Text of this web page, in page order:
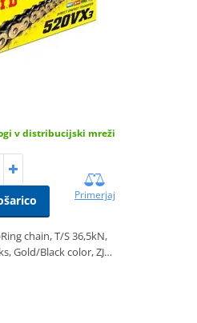
v distribucijski mreži
Primerjaj
chain, T/S 36,5kN,
Gold/Black color, ZJ…